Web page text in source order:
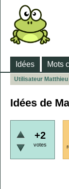
Idées Mots
Utilisateur Matthieu
Idées de
+2
votes